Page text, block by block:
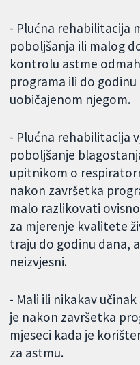
- Plućna rehabilitacija
poboljšanja ili malog
kontrolu astme
programa ili do
uobičajenom njegom.
- Plućna rehabilitacija
poboljšanje
upitnikom o
nakon završetka
malo razlikovati
za mjerenje kvalitete
traju do godinu dana,
neizvjesni.
- Mali ili nikakav
je nakon završetka
mjeseci kada je
za astmu.